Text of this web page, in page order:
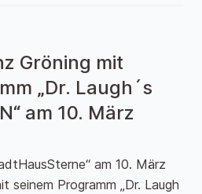
Gröning mit
„Dr. Laugh´s
am 10. März
am 10. März
seinem Programm „Dr. Laugh